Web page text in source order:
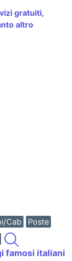
gratuiti,
altro
Cab
Poste
famosi italiani